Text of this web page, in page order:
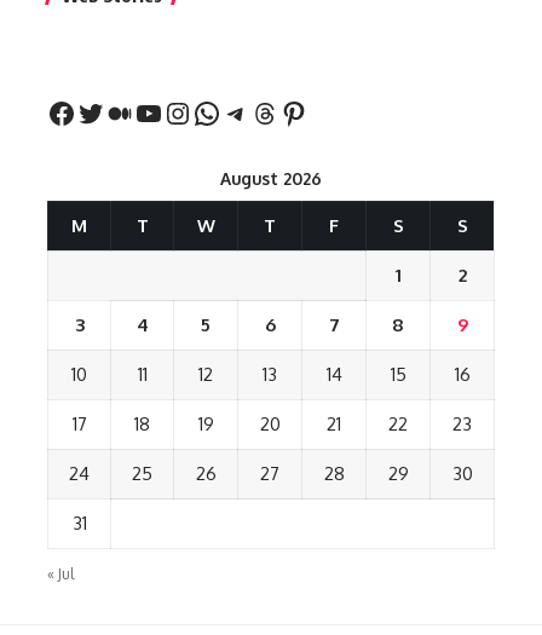
नीतीश कुमार का पहला
August 2026
M T W T F S S
1 2
3 4 5 6 7 8 9
10 11 12 13 14 15 16
17 18 19 20 21 22 23
24 25 26 27 28 29 30
31
« Jul